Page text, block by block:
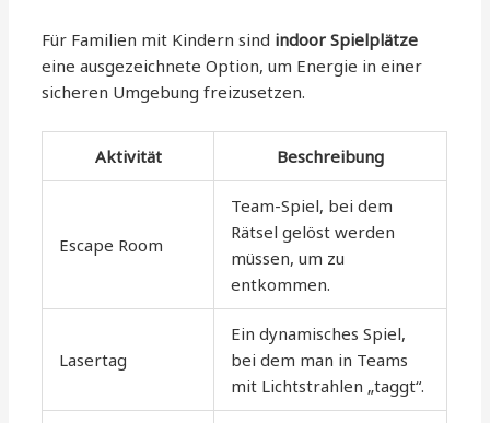
Für Familien mit Kindern sind indoor Spielplätze
eine ausgezeichnete Option, um Energie in einer
sicheren Umgebung freizusetzen.
Aktivität Beschreibung
Escape Room
Team-Spiel, bei dem
Rätsel gelöst werden
müssen, um zu
entkommen.
Lasertag
Ein dynamisches Spiel,
bei dem man in Teams
mit Lichtstrahlen „taggt“.